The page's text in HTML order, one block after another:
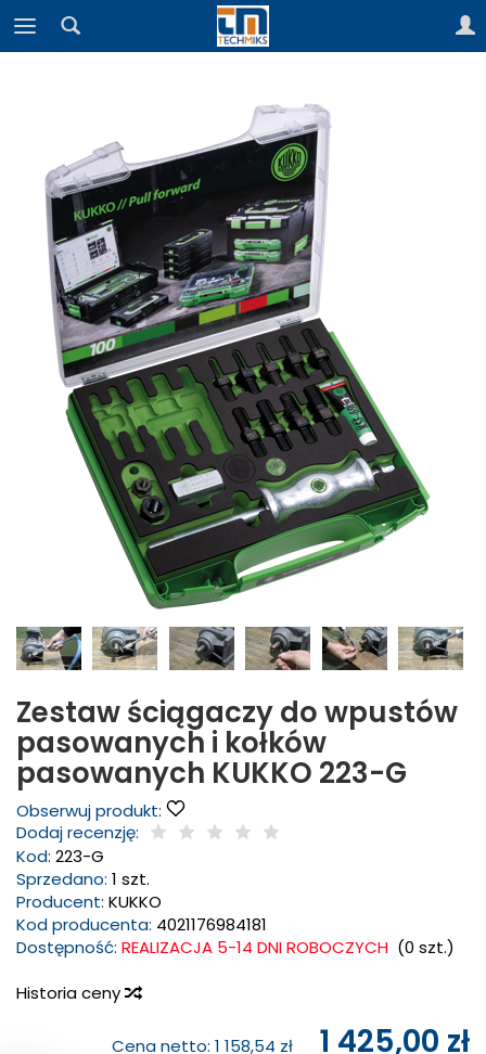
Zestaw ściągaczy do wpustów
pasowanych i kołków
pasowanych KUKKO 223-G
Obserwuj produkt:
Dodaj recenzję:
Kod: 223-G
Sprzedano: 1 szt.
Producent: KUKKO
Kod producenta: 4021176984181
Dostępność: REALIZACJA 5-14 DNI ROBOCZYCH (0 szt.)
Historia ceny
Cena netto: 1 158,54 zł 1 425,00 zł